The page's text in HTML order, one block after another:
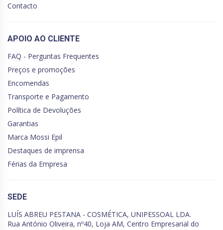
Contacto
APOIO AO CLIENTE
FAQ - Perguntas Frequentes
Preços e promoções
Encomendas
Transporte e Pagamento
Política de Devoluções
Garantias
Marca Mossi Epil
Destaques de imprensa
Férias da Empresa
SEDE
LUÍS ABREU PESTANA - COSMÉTICA, UNIPESSOAL LDA.
Rua António Oliveira, nº40, Loja AM, Centro Empresarial do